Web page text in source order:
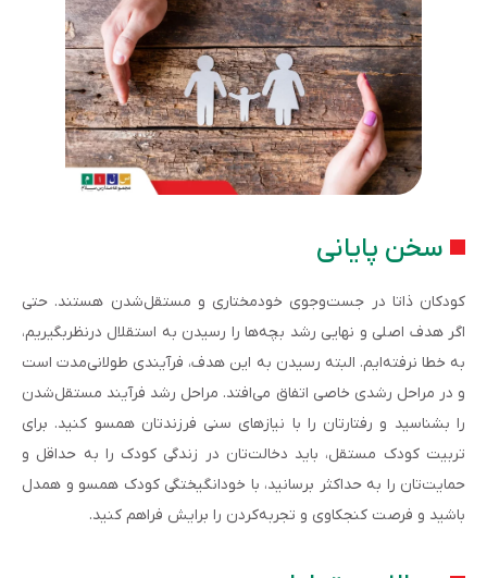
سخن پایانی
کودکان ذاتا در جست‌وجوی خودمختاری و مستقل‌شدن هستند. حتی
اگر هدف اصلی و نهایی رشد بچه‌ها را رسیدن به استقلال درنظربگیریم،
به خطا نرفته‌ایم. البته رسیدن به این هدف، فرآیندی طولانی‌مدت است
و در مراحل رشدی خاصی اتفاق می‌افتد. مراحل رشد فرآیند مستقل‌شدن
را بشناسید و رفتارتان را با نیازهای سنی فرزندتان همسو کنید. برای
تربیت کودک مستقل، باید دخالت‌تان در زندگی کودک را به حداقل و
حمایت‌تان را به حداکثر برسانید، با خودانگیختگی کودک همسو و همدل
باشید و فرصت کنجکاوی و تجربه‌کردن را برایش فراهم کنید.